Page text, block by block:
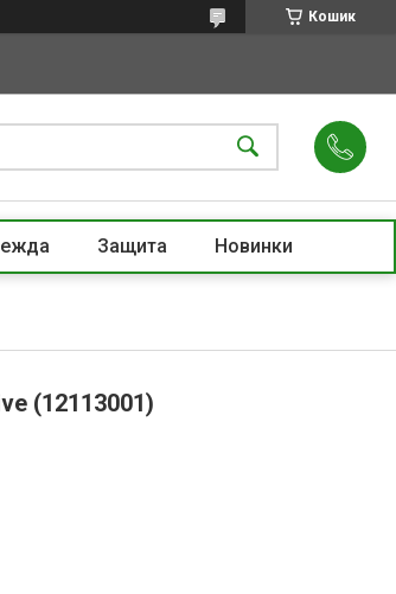
Кошик
Защита Новинки
(12113001)